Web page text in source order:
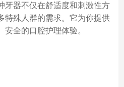
牙器不仅在舒适度和刺激性方
特殊人群的需求。它为你提供
全的口腔护理体验。